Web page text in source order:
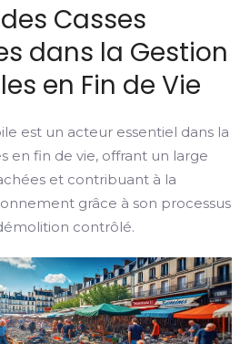
Casses
dans la Gestion
en Fin de Vie
est un acteur essentiel dans la
en fin de vie, offrant un large
et contribuant à la
grâce à son processus
contrôlé.